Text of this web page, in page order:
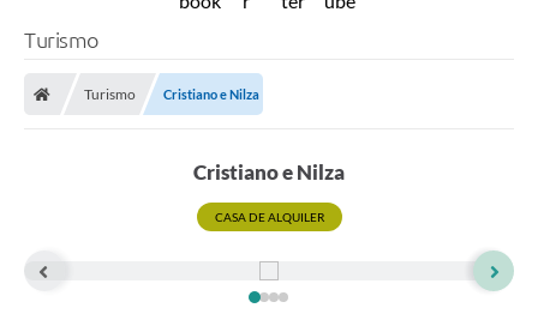
Publicações / Transparência
Expocal, Festa do Cavalo e o Relincho da Canção Nativa
Turismo
Turismo Cristiano e Nilza
Cristiano e Nilza
CASA DE ALQUILER